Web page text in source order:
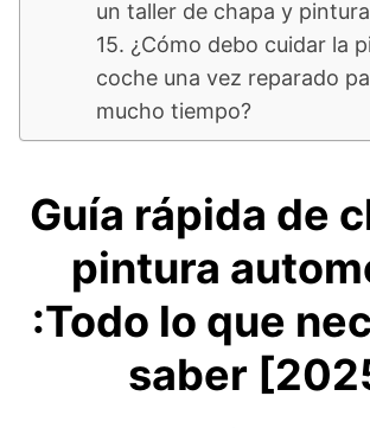
un taller de chapa y
15. ¿Cómo debo cuidar la
coche una vez reparado
mucho tiempo?
Guía rápida de
pintura
:Todo lo que
saber